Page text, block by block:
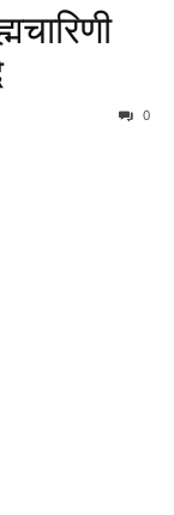
0